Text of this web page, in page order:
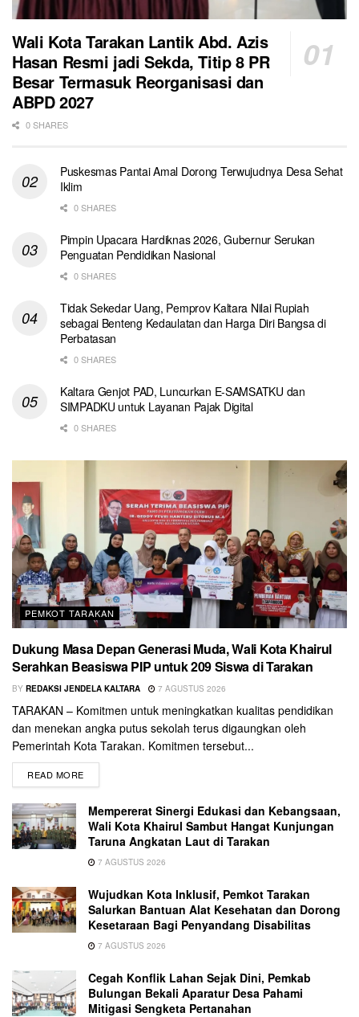
Wali Kota Tarakan Lantik Abd. Azis
Hasan Resmi jadi Sekda, Titip 8 PR
Besar Termasuk Reorganisasi dan
ABPD 2027
0 SHARES
Puskesmas Pantai Amal Dorong Terwujudnya Desa Sehat
Iklim
0 SHARES
Pimpin Upacara Hardiknas 2026, Gubernur Serukan
Penguatan Pendidikan Nasional
0 SHARES
Tidak Sekedar Uang, Pemprov Kaltara Nilai Rupiah
sebagai Benteng Kedaulatan dan Harga Diri Bangsa di
Perbatasan
0 SHARES
Kaltara Genjot PAD, Luncurkan E-SAMSATKU dan
SIMPADKU untuk Layanan Pajak Digital
0 SHARES
PEMKOT TARAKAN
Dukung Masa Depan Generasi Muda, Wali Kota Khairul
Serahkan Beasiswa PIP untuk 209 Siswa di Tarakan
BY REDAKSI JENDELA KALTARA 7 AGUSTUS 2026
TARAKAN – Komitmen untuk meningkatkan kualitas pendidikan
dan menekan angka putus sekolah terus digaungkan oleh
Pemerintah Kota Tarakan. Komitmen tersebut...
READ MORE
Mempererat Sinergi Edukasi dan Kebangsaan,
Wali Kota Khairul Sambut Hangat Kunjungan
Taruna Angkatan Laut di Tarakan
7 AGUSTUS 2026
Wujudkan Kota Inklusif, Pemkot Tarakan
Salurkan Bantuan Alat Kesehatan dan Dorong
Kesetaraan Bagi Penyandang Disabilitas
7 AGUSTUS 2026
Cegah Konflik Lahan Sejak Dini, Pemkab
Bulungan Bekali Aparatur Desa Pahami
Mitigasi Sengketa Pertanahan